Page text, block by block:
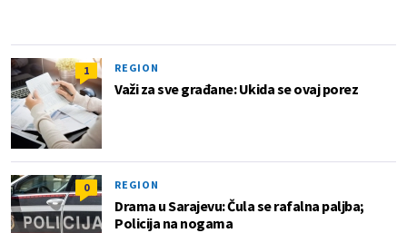
1 REGION
Važi za sve građane: Ukida se ovaj porez
0 REGION
Drama u Sarajevu: Čula se rafalna paljba;
Policija na nogama